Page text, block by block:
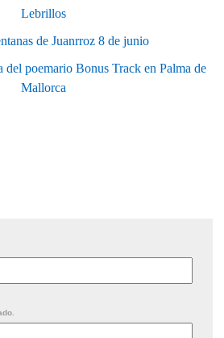
Lebrillos
de Juanrroz 8 de junio
del poemario Bonus Track en Palma de
Mallorca